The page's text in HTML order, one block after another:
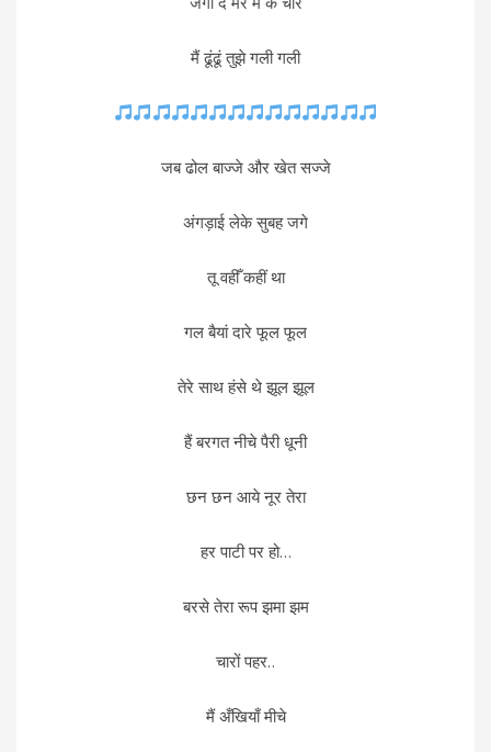
मैं ढूंढूं तुझे गली गली
जब ढोल बाज्जे और खेत सज्जे
अंगड़ाई लेके सुबह जगे
तू वहीँ कहीं था
गल बैयां दारे फूल फूल
तेरे साथ हंसे थे झूल झूल
हैं बरगत नीचे पैरी धूनी
छन छन आये नूर तेरा
हर पाटी पर हो…
बरसे तेरा रूप झमा झम
चारों पहर..
मैं अँखियाँ मीचे